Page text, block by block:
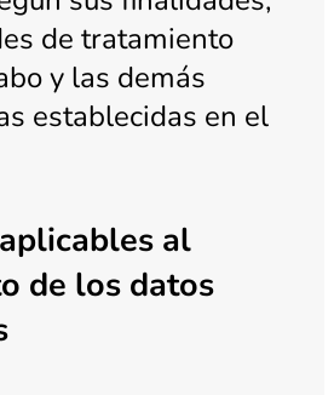
de tratamiento
y las demás
establecidas en el
al
de los datos